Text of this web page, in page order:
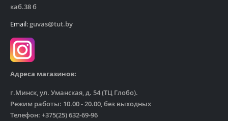
каб.38 б
Email:guvas@tut.by
Адреса магазинов:
г.Минск, ул. Уманская, д. 54 (ТЦ Глобо).
Режим работы: 10.00 - 20.00, без выходных
Телефон: +375(25) 632-69-96